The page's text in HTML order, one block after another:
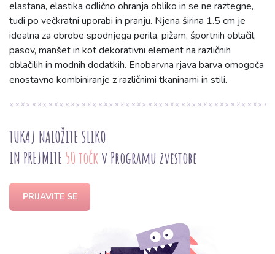
elastana, elastika odlično ohranja obliko in se ne raztegne,
tudi po večkratni uporabi in pranju. Njena širina 1.5 cm je
idealna za obrobe spodnjega perila, pižam, športnih oblačil,
pasov, manšet in kot dekorativni element na različnih
oblačilih in modnih dodatkih. Enobarvna rjava barva omogoča
enostavno kombiniranje z različnimi tkaninami in stili.
TUKAJ NALOŽITE SLIKO
IN PREJMITE 50 točk v Programu zvestobe
PRIJAVITE SE